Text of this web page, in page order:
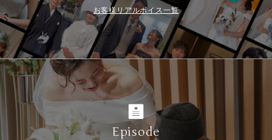
お客様リアルボイス一覧
Episode